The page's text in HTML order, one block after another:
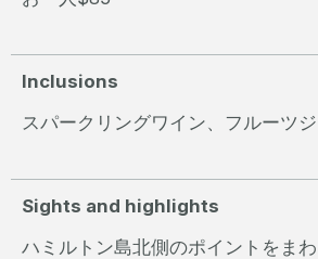
Inclusions
スパークリングワイン、フルーツ
Sights and highlights
ハミルトン島北側のポイントをま